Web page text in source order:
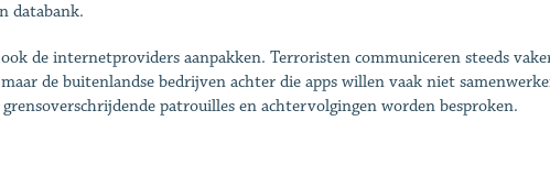
databank.
de internetproviders aanpakken. Terroristen communiceren steeds
de buitenlandse bedrijven achter die apps willen vaak niet
patrouilles en achtervolgingen worden besproken.